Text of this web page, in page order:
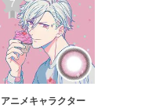
アニメキャラクター